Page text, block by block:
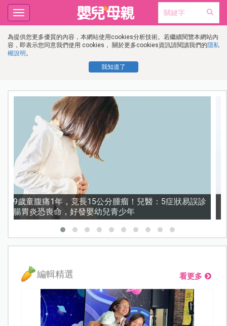
為提供您更多優質的內容，本網站使用cookies分析技術。若繼續閱覽本網站內
容，即表示您同意我們使用 cookies， 關於更多cookies資訊請閱讀我們的隱私
權說明 。
我知道了
Toggle
navigation
謝沛恩︱挺孕肚甜喊「想生五個」！孕期照樣睡地板，
甜曝老公「摔斷手」反變求婚契機
編輯精選 看更多